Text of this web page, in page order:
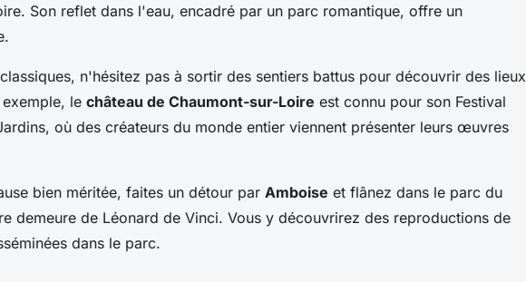
Son reflet dans l'eau, encadré par un parc romantique, offre un
n'hésitez pas à sortir des sentiers battus pour découvrir des lieux
le château de Chaumont-sur-Loire est connu pour son Festival
où des créateurs du monde entier viennent présenter leurs œuvres
bien méritée, faites un détour par Amboise et flânez dans le parc du
demeure de Léonard de Vinci. Vous y découvrirez des reproductions de
dans le parc.